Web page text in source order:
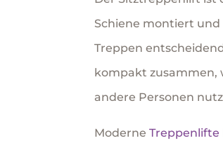
Schiene montiert
Treppen
kompakt zusammen,
andere Personen
ModerneTreppenlifte